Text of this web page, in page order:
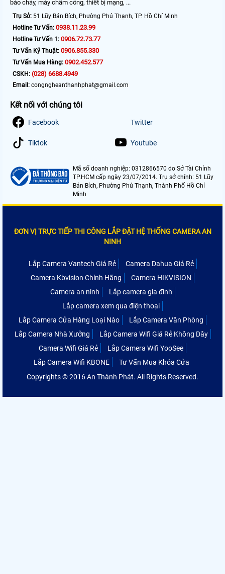
báo cháy, máy chấm công, thiết bị mạng, ...
Trụ Sở: 51 Lũy Bán Bích, Phường Phú Thạnh, TP. Hồ Chí Minh
Hotline Tư Vấn: 0938.11.23.99
Hotline Tư Vấn 1: 0906.72.73.77
Tư Vấn Kỹ Thuật: 0906.855.330
Tư Vấn Mua Hàng: 0902.452.577
CSKH: (028) 6688.4949
Email: congngheanthanhphat@gmail.com
Kết nối với chúng tôi
Facebook Twitter
Tiktok Youtube
Mã số doanh nghiệp: 0312866570 do Sở Tài Chính
TP.HCM cấp ngày 23/07/2014. Trụ sở chính: 51 Lũy
Bán Bích, Phường Phú Thạnh, Thành Phố Hồ Chí
Minh
ĐƠN VỊ TRỰC TIẾP THI CÔNG LẮP ĐẶT HỆ THỐNG CAMERA AN
NINH
Lắp Camera Vantech Giá Rẻ
Camera Dahua Giá Rẻ
Camera Kbvision Chính Hãng
Camera HIKVISION
Camera an ninh
Lắp camera gia đình
Lắp camera xem qua điện thoại
Lắp Camera Cửa Hàng Loại Nào
Lắp Camera Văn Phòng
Lắp Camera Nhà Xưởng
Lắp Camera Wifi Giá Rẻ Không Dây
Camera Wifi Giá Rẻ
Lắp Camera Wifi YooSee
Lắp Camera Wifi KBONE
Tư Vấn Mua Khóa Cửa
Copyrights © 2016 An Thành Phát. All Rights Reserved.